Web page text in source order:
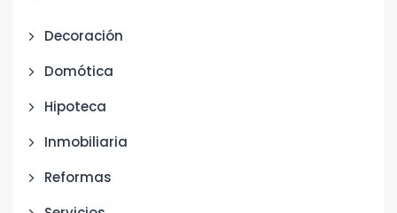
Decoración
Domótica
Hipoteca
Inmobiliaria
Reformas